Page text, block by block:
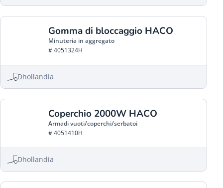
Gomma di bloccaggio HACO
Minuteria in aggregato
# 4051324H
Dhollandia
Coperchio 2000W HACO
Armadi vuoti/coperchi/serbatoi
# 4051410H
Dhollandia